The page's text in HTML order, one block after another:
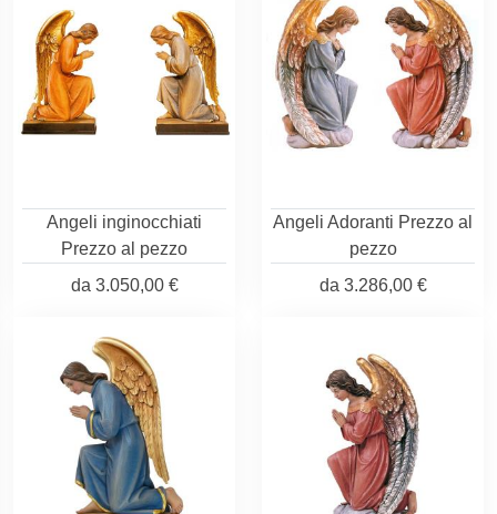
Angeli inginocchiati
Prezzo al pezzo
da 3.050,00 €
Angeli Adoranti Prezzo al
pezzo
da 3.286,00 €